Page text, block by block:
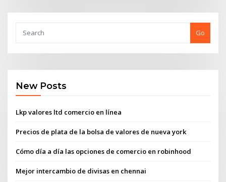
Go
New Posts
Lkp valores ltd comercio en línea
Precios de plata de la bolsa de valores de nueva york
Cómo día a día las opciones de comercio en robinhood
Mejor intercambio de divisas en chennai